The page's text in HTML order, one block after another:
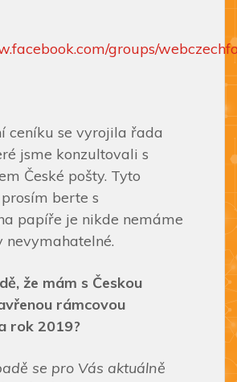
groups/
ceníku se vyrojila řada
jsme konzultovali s
České pošty. Tyto
berte s
papíře je nikde nemáme
nevymahatelné.
že mám s Českou
rámcovou
rok 2019?
se pro Vás aktuálně